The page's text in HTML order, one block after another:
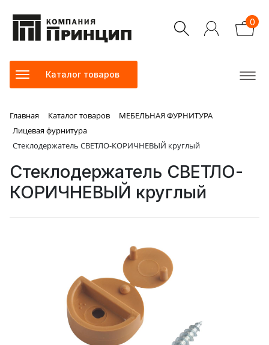
0
Каталог товаров
Главная Каталог товаров
МЕБЕЛЬНАЯ ФУРНИТУРА
Лицевая фурнитура
Стеклодержатель СВЕТЛО-КОРИЧНЕВЫЙ круглый
Стеклодержатель СВЕТЛО-
КОРИЧНЕВЫЙ круглый